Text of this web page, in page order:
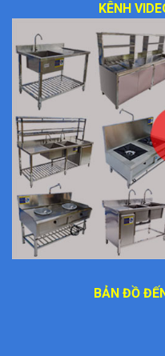
KÊNH
BẢN ĐỒ